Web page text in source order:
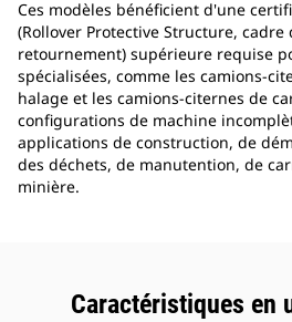
Ces modèles bénéficient d'une
(Rollover Protective Structure,
retournement) supérieure requise
spécialisées, comme les camions-
halage et les camions-citernes de
configurations de machine
applications de construction, de
des déchets, de manutention, de
minière.
Caractéristiques en